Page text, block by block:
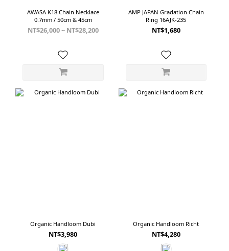
AWASA K18 Chain Necklace
0.7mm / 50cm & 45cm
NT$26,000 ~ NT$28,200
AMP JAPAN Gradation Chain
Ring 16AJK-235
NT$1,680
Organic Handloom Dubi
NT$3,980
Organic Handloom Richt
NT$4,280